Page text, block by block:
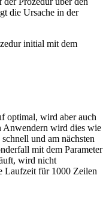
die Ursache in der
initial mit dem
optimal, wird aber auch
Anwendern wird dies wie
und am nächsten
mit dem Parameter
wird nicht
Laufzeit für 1000 Zeilen